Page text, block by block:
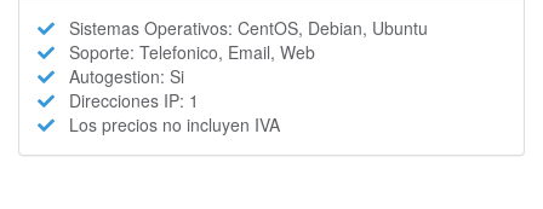
Sistemas Operativos: CentOS, Debian, Ubuntu
Soporte: Telefonico, Email, Web
Autogestion: Si
Direcciones IP: 1
Los precios no incluyen IVA